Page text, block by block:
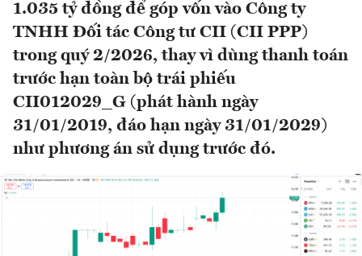
1.035 tỷ đồng để góp vốn vào Công ty
TNHH Đối tác Công tư CII (CII PPP)
trong quý 2/2026, thay vì dùng thanh toán
trước hạn toàn bộ trái phiếu
CII012029_G (phát hành ngày
31/01/2019, đáo hạn ngày 31/01/2029)
như phương án sử dụng trước đó.